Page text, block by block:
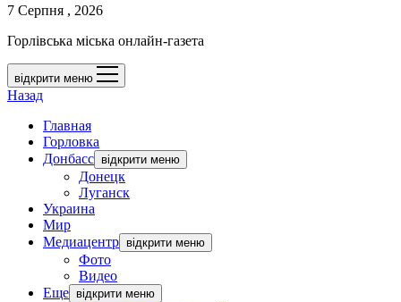
7 Серпня , 2026
Горлівська міська онлайн-газета
відкрити меню
Назад
Главная
Горловка
Донбасс відкрити меню
Донецк
Луганск
Украина
Мир
Медиацентр відкрити меню
Фото
Видео
Еще відкрити меню